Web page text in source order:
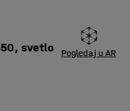
svetlo
Pogledaj u AR